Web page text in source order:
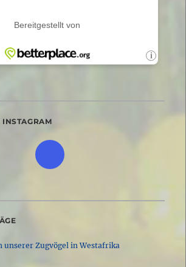
INSTAGRAM
unserer Zugvögel in Westafrika